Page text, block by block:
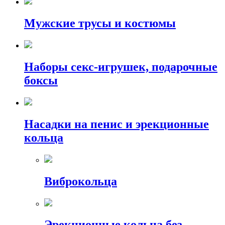
Мужские трусы и костюмы
Наборы секс-игрушек, подарочные
боксы
Насадки на пенис и эрекционные
кольца
Виброкольца